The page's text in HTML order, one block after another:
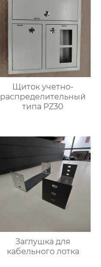
Щиток учетно-
распределительный
типа PZ30
Заглушка для
кабельного лотка